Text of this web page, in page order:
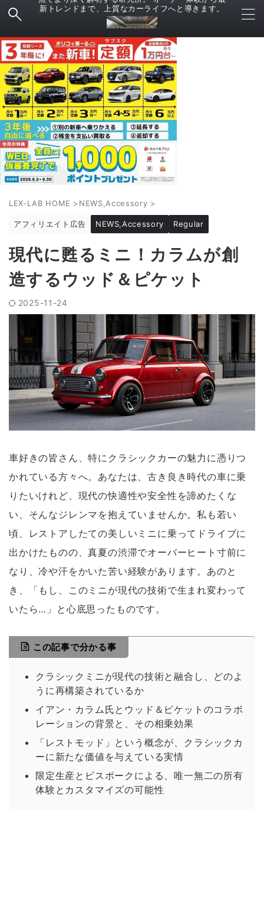
新トレンドまで、上質なカーライフへと導きます。
LEX-LAB HOME >NEWS,Accessory >
アフィリエイト広告 NEWS,Accessory Regular
現代に甦るミニ！カラムが創
造するウッド＆ピケット
2025-11-24
車好きの皆さん、特にクラシックカーの魅力に憑りつ
かれている方々へ。あなたは、古き良き時代の車に乗
りたいけれど、現代の快適性や安全性を諦めたくな
い、そんなジレンマを抱えていませんか。私も若い
頃、レストアしたての美しいミニに乗ってドライブに
出かけたものの、真夏の渋滞でオーバーヒート寸前に
なり、冷や汗をかいた苦い経験があります。あのと
き、「もし、このミニが現代の技術で生まれ変わって
いたら…」と心底思ったものです。
この記事で分かる事
クラシックミニが現代の技術と融合し、どのよ
うに再構築されているか
イアン・カラム氏とウッド＆ピケットのコラボ
レーションの背景と、その相乗効果
「レストモッド」という概念が、クラシックカ
ーに新たな価値を与えている実情
限定生産とビスポークによる、唯一無二の所有
体験とカスタマイズの可能性